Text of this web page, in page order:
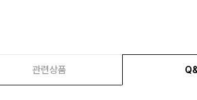
관련상품